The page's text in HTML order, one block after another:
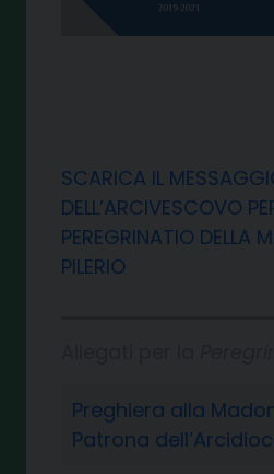
SCARICA IL
DELL’ARCIVESCOVO
PEREGRINATIO DELLA
PILERIO
Preghiera alla
Patrona